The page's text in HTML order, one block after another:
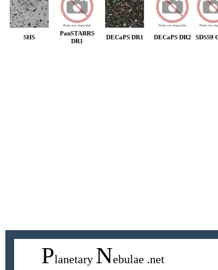
SHS
PanSTARRS
DR1
DECaPS DR1 DECaPS DR2 SDSS9
Planetary Nebulae .net